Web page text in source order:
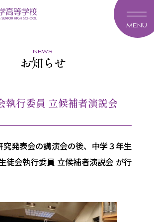
MENU
news
お知らせ
執行委員 立候補者演説会
究発表会の講演会の後、中学３年生
徒会執行委員 立候補者演説会 が行